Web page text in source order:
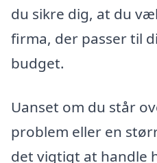
du sikre dig, at du
firma, der passer til
budget.
Uanset om du står
problem eller en
det vigtigt at handle